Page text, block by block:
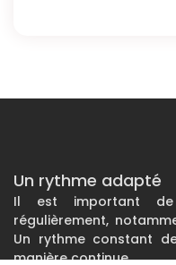
Un rythme adapté
Il est important
régulièrement,
Un rythme constant
manière continue.